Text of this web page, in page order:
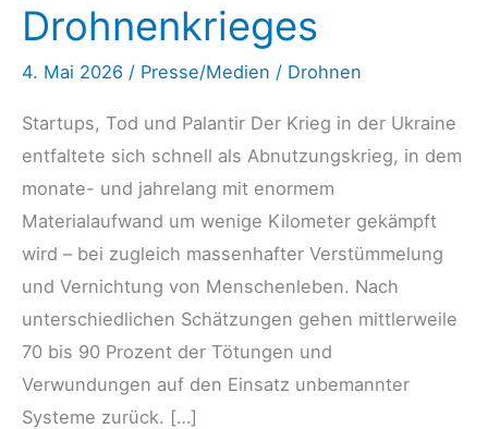
Drohnenkrieges
4. Mai 2026 / Presse/Medien / Drohnen
Startups, Tod und Palantir Der Krieg in der Ukraine
entfaltete sich schnell als Abnutzungskrieg, in dem
monate- und jahrelang mit enormem
Materialaufwand um wenige Kilometer gekämpft
wird – bei zugleich massenhafter Verstümmelung
und Vernichtung von Menschenleben. Nach
unterschiedlichen Schätzungen gehen mittlerweile
70 bis 90 Prozent der Tötungen und
Verwundungen auf den Einsatz unbemannter
Systeme zurück. […]